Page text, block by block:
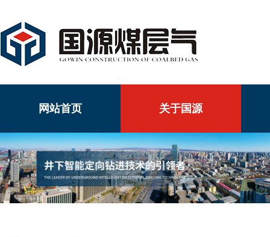
网站首页 关于国源